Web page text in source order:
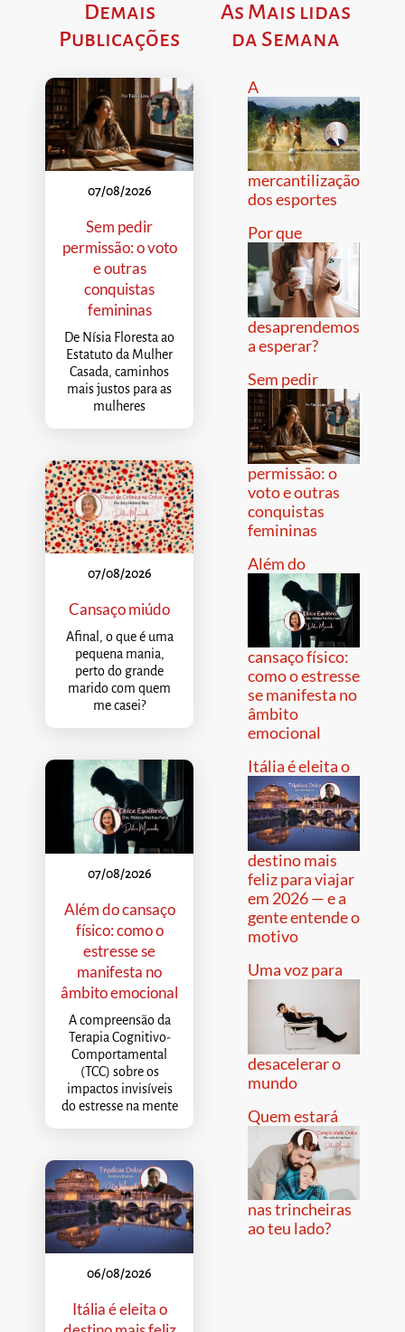
Demais
Publicações
07/08/2026
Sem pedir
permissão: o voto
e outras
conquistas
femininas
De Nísia Floresta ao
Estatuto da Mulher
Casada, caminhos
mais justos para as
mulheres
07/08/2026
Cansaço miúdo
Afinal, o que é uma
pequena mania,
perto do grande
marido com quem
me casei?
07/08/2026
Além do cansaço
físico: como o
estresse se
manifesta no
âmbito emocional
A compreensão da
Terapia Cognitivo-
Comportamental
(TCC) sobre os
impactos invisíveis
do estresse na mente
06/08/2026
Itália é eleita o
As Mais lidas
da Semana
A
mercantilização
dos esportes
Por que
desaprendemos
a esperar?
Sem pedir
permissão: o
voto e outras
conquistas
femininas
Além do
cansaço físico:
como o estresse
se manifesta no
âmbito
emocional
Itália é eleita o
destino mais
feliz para viajar
em 2026 — e a
gente entende o
motivo
Uma voz para
desacelerar o
mundo
Quem estará
nas trincheiras
ao teu lado?